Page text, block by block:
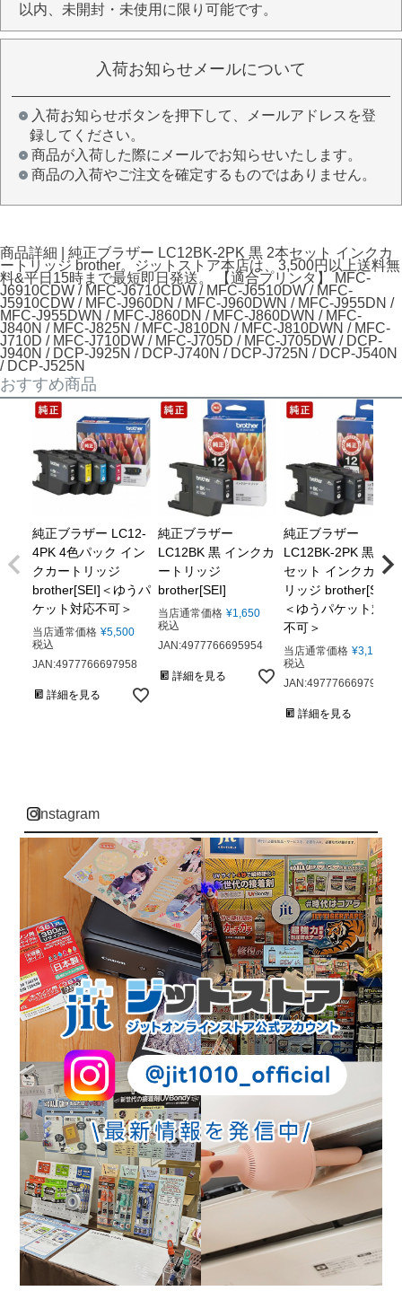
以内、未開封・未使用に限り可能です。
入荷お知らせメールについて
入荷お知らせボタンを押下して、メールアドレスを登
録してください。
商品が入荷した際にメールでお知らせいたします。
商品の入荷やご注文を確定するものではありません。
商品詳細 | 純正ブラザー LC12BK-2PK 黒 2本セット インクカ
ートリッジ brother。ジットストア本店は、3,500円以上送料無
料&平日15時まで最短即日発送。 【適合プリンタ】 MFC-
J6910CDW / MFC-J6710CDW / MFC-J6510DW / MFC-
J5910CDW / MFC-J960DN / MFC-J960DWN / MFC-J955DN /
MFC-J955DWN / MFC-J860DN / MFC-J860DWN / MFC-
J840N / MFC-J825N / MFC-J810DN / MFC-J810DWN / MFC-
J710D / MFC-J710DW / MFC-J705D / MFC-J705DW / DCP-
J940N / DCP-J925N / DCP-J740N / DCP-J725N / DCP-J540N
/ DCP-J525N
おすすめ商品
純正ブラザー LC12-
4PK 4色パック イン
クカートリッジ
brother[SEI]＜ゆうパ
ケット対応不可＞
当店通常価格 ¥5,500
税込
JAN:4977766697958
詳細を見る
純正ブラザー
LC12BK 黒 インクカ
ートリッジ
brother[SEI]
当店通常価格 ¥1,650
税込
JAN:4977766695954
詳細を見る
純正ブラザー
LC12BK-2PK 黒 2本
セット インクカート
リッジ brother[SEI]
＜ゆうパケット対応
不可＞
当店通常価格 ¥3,163
税込
JAN:4977766697941
詳細を見る
instagram